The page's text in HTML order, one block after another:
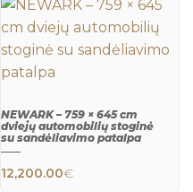
NEWARK – 759 × 645 cm
dviejų automobilių stoginė
su sandėliavimo patalpa
12,200.00€